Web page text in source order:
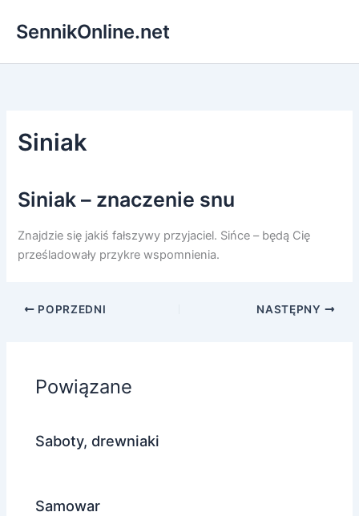
SennikOnline.net
Siniak
Siniak – znaczenie snu
Znajdzie się jakiś fałszywy przyjaciel. Sińce – będą Cię
prześladowały przykre wspomnienia.
POPRZEDNI NASTĘPNY
Powiązane
Saboty, drewniaki
Samowar